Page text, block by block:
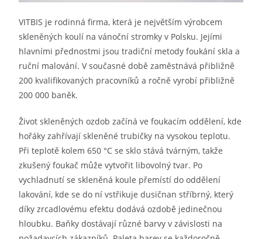
VITBIS je rodinná firma, která je největším výrobcem
skleněných koulí na vánoční stromky v Polsku. Jejími
hlavními přednostmi jsou tradiční metody foukání skla a
ruční malování. V současné době zaměstnává přibližně
200 kvalifikovaných pracovníků a ročně vyrobí přibližně
200 000 baněk.
Život skleněných ozdob začíná ve foukacím oddělení, kde
hořáky zahřívají skleněné trubičky na vysokou teplotu.
Při teplotě kolem 650 °C se sklo stává tvárným, takže
zkušený foukač může vytvořit libovolný tvar. Po
vychladnutí se skleněná koule přemístí do oddělení
lakování, kde se do ní vstřikuje dusičnan stříbrný, který
díky zrcadlovému efektu dodává ozdobě jedinečnou
hloubku. Baňky dostávají různé barvy v závislosti na